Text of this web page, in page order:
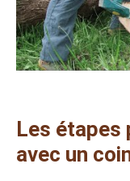
Les étapes
avec un